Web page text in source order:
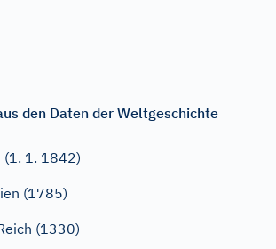
den Daten der Weltgeschichte
(1. 1. 1842)
(1785)
(1330)